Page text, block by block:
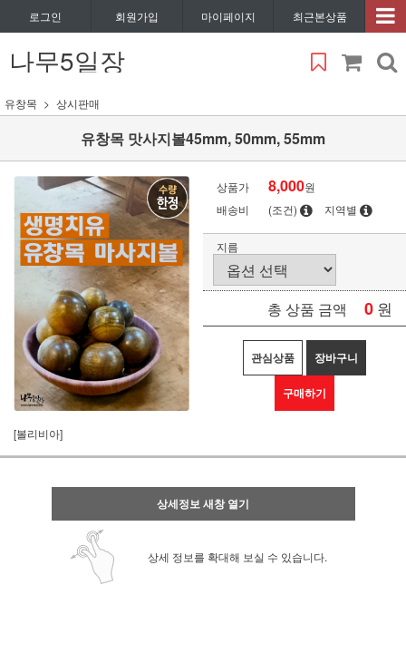
로그인 회원가입 마이페이지 최근본상품
나무5일장
유창목 상시판매
유창목 맛사지볼45mm, 50mm, 55mm
[볼리비아]
상품가 8,000원
배송비
(조건) 지역별
지름
총 상품 금액 0 원
관심상품 장바구니
구매하기
상세정보 새창 열기
상세 정보를 확대해 보실 수 있습니다.